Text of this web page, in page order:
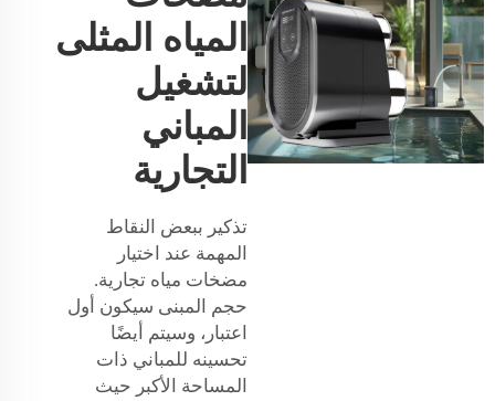
المياه المثلى
لتشغيل
المباني
التجارية
تذكير ببعض النقاط
المهمة عند اختيار
مضخات مياه تجارية.
حجم المبنى سيكون أول
اعتبار، وسيتم أيضًا
تحسينه للمباني ذات
المساحة الأكبر حيث